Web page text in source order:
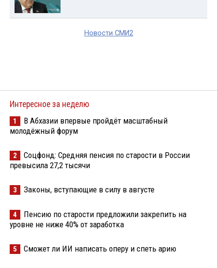
Новости СМИ2
Интересное за неделю
1
В Абхазии впервые пройдёт масштабный
молодёжный форум
2
Соцфонд: Средняя пенсия по старости в России
превысила 27,2 тысячи
3 Законы, вступающие в силу в августе
4
Пенсию по старости предложили закрепить на
уровне не ниже 40% от заработка
5 Сможет ли ИИ написать оперу и спеть арию